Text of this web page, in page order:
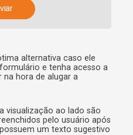
alternativa caso ele
e tenha acesso a
na hora de alugar a
visualização ao lado são
pelo usuário após
um texto sugestivo